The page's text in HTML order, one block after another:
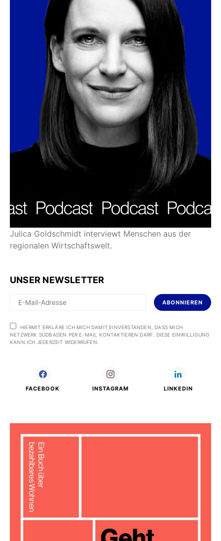
Julica Goldschmidt interviewt Menschen aus der
regionalen Wirtschaftswelt.
UNSER NEWSLETTER
ABONNIEREN
HIERMIT ERKLÄRE ICH MICH DAMIT EINVERSTANDEN, DASS MICH
NETZWERK SÜDBADEN PER E-MAIL KONTAKTIEREN DARF. DIESE EINWILLIGUNG
KANN ICH JEDERZEIT WIDERRUFEN.
FACEBOOK INSTAGRAM LINKEDIN